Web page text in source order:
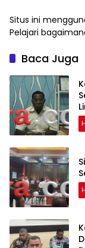
Situs ini
Pelajari
Baca Juga